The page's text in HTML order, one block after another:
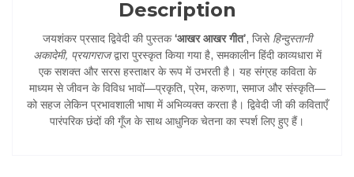
Description
जयशंकर प्रसाद द्विवेदी की पुस्तक‘आखर आखर गीत’, जिसे हिन्दुस्तानी
अकादेमी, प्रयागराजद्वारा पुरस्कृत किया गया है, समकालीन हिंदी काव्यधारा में
एक सशक्त और सरस हस्ताक्षर के रूप में उभरती है। यह संग्रह कविता के
माध्यम से जीवन के विविध भावों—प्रकृति, प्रेम, करुणा, समाज और संस्कृति—
को सहज लेकिन प्रभावशाली भाषा में अभिव्यक्त करता है। द्विवेदी जी की कविताएँ
पारंपरिक छंदों की गूँज के साथ आधुनिक चेतना का स्पर्श लिए हुए हैं।